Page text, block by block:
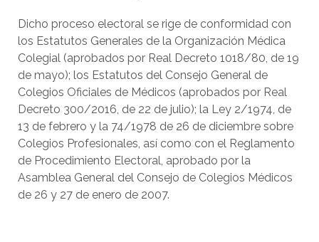
Dicho proceso electoral se rige de conformidad con
los Estatutos Generales de la Organización Médica
Colegial (aprobados por Real Decreto 1018/80, de 19
de mayo); los Estatutos del Consejo General de
Colegios Oficiales de Médicos (aprobados por Real
Decreto 300/2016, de 22 de julio); la Ley 2/1974, de
13 de febrero y la 74/1978 de 26 de diciembre sobre
Colegios Profesionales, así como con el Reglamento
de Procedimiento Electoral, aprobado por la
Asamblea General del Consejo de Colegios Médicos
de 26 y 27 de enero de 2007.